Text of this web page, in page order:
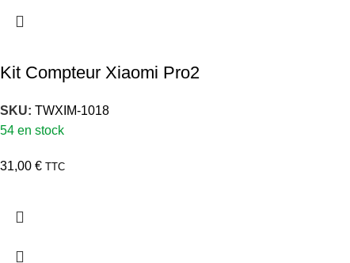
Kit Compteur Xiaomi Pro2
SKU: TWXIM-1018
54 en stock
31,00 € TTC